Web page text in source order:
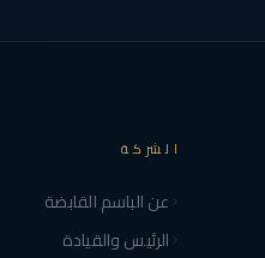
الشركة
عن الباسم القابضة
الرئيس والقيادة